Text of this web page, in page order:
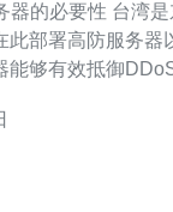
是东亚的重要网络枢纽，
此部署高防服务器
能够有效抵御